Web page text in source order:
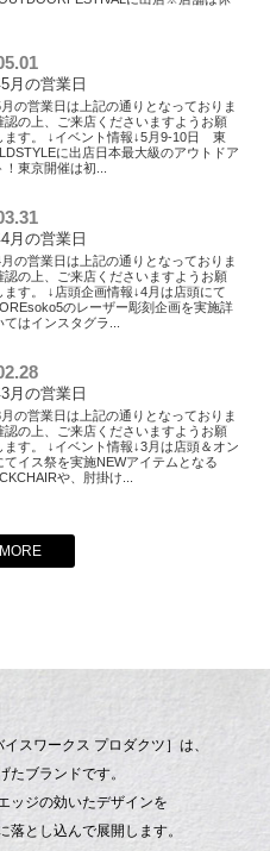
月の営業日
の営業日は上記の通りとなっておりま
認の上、ご来店くださいますようお願
ます。 ↓イベント情報↓5月9-10日 東
に出店日本最大級のアウトドア
東京開催は初...
月の営業日
の営業日は上記の通りとなっておりま
認の上、ご来店くださいますようお願
ます。 ↓店頭企画情報↓4月は店頭にて
のレーザー彫刻企画を実施詳
はインスタグラ...
月の営業日
の営業日は上記の通りとなっておりま
認の上、ご来店くださいますようお願
ます。 ↓イベント情報↓3月は店頭＆オン
てイス祭を実施NEWアイテムとなる
や、肘掛け...
スワークス プロダクツ］は、
たブランドです。
ッジの効いたデザインを
落とし込んで展開します。